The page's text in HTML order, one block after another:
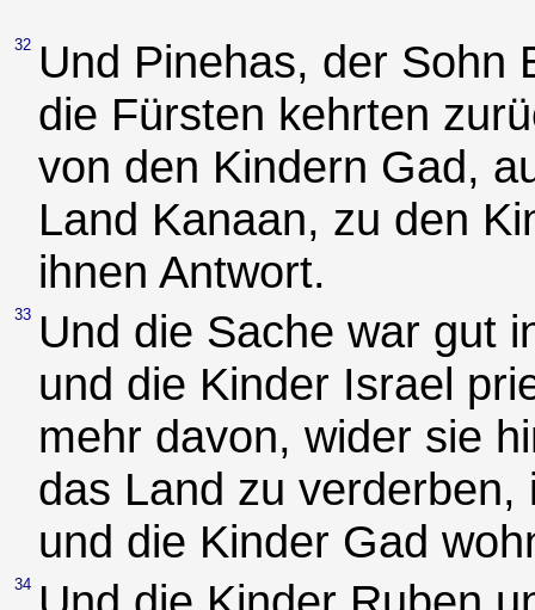
32 Und Pinehas, der Sohn
die Fürsten kehrten
von den Kindern Gad,
Land Kanaan, zu den
ihnen Antwort.
33 Und die Sache war gut
und die Kinder Israel
mehr davon, wider sie
das Land zu
und die Kinder Gad
34